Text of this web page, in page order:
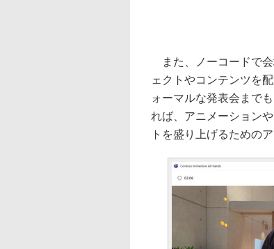
また、ノーコードで会
ェクトやコンテンツを
ォーマルな発表会まで
れば、アニメーション
トを盛り上げるための